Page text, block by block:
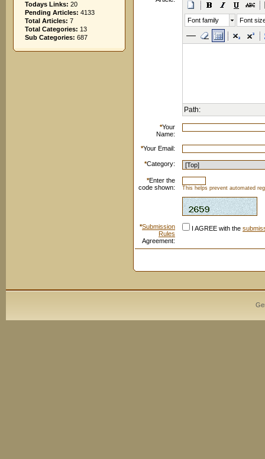
Todays Links: 20
Pending Articles: 4133
Total Articles: 7
Total Categories: 13
Sub Categories: 687
Font family Font
Path:
*Your
Name:
*Your Email:
*Category:
*Enter the
code shown:
This helps prevent automated
*Submission
Rules
Agreement:
I AGREE with the